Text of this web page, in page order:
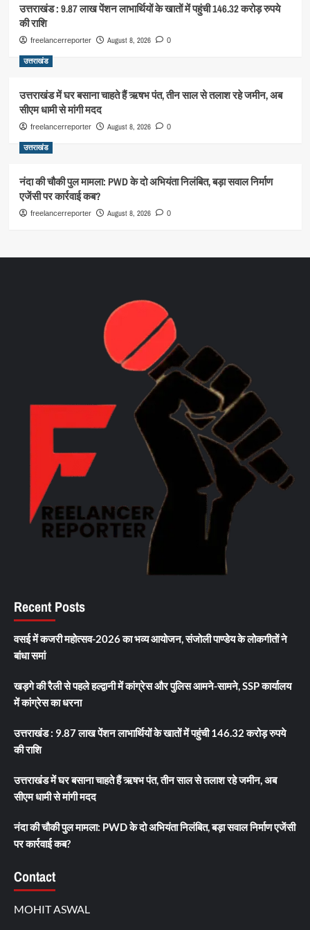
उत्तराखंड : 9.87 लाख पेंशन लाभार्थियों के खातों में पहुंची 146.32 करोड़ रुपये
की राशि
freelancerreporter August 8, 2026 0
उत्तराखंड
उत्तराखंड में घर बसाना चाहते हैं ऋषभ पंत, तीन साल से तलाश रहे जमीन, अब
सीएम धामी से मांगी मदद
freelancerreporter August 8, 2026 0
उत्तराखंड
नंदा की चौकी पुल मामला: PWD के दो अभियंता निलंबित, बड़ा सवाल निर्माण
एजेंसी पर कार्रवाई कब?
freelancerreporter August 8, 2026 0
Recent Posts
वसई में कजरी महोत्सव-2026 का भव्य आयोजन, संजोली पाण्डेय के लोकगीतों ने
बांधा समां
खड़गे की रैली से पहले हल्द्वानी में कांग्रेस और पुलिस आमने-सामने, SSP कार्यालय
में कांग्रेस का धरना
उत्तराखंड : 9.87 लाख पेंशन लाभार्थियों के खातों में पहुंची 146.32 करोड़ रुपये
की राशि
उत्तराखंड में घर बसाना चाहते हैं ऋषभ पंत, तीन साल से तलाश रहे जमीन, अब
सीएम धामी से मांगी मदद
नंदा की चौकी पुल मामला: PWD के दो अभियंता निलंबित, बड़ा सवाल निर्माण एजेंसी
पर कार्रवाई कब?
Contact
MOHIT ASWAL